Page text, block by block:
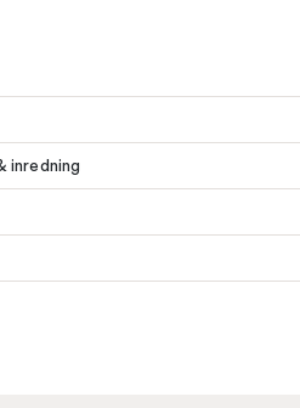
inredning